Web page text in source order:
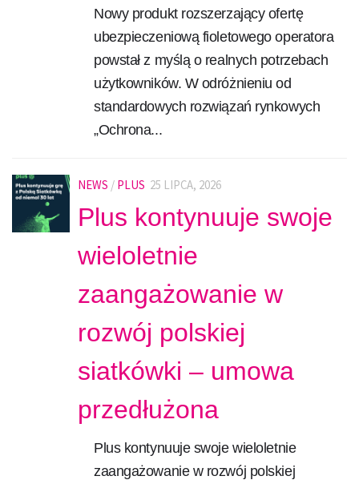
Nowy produkt rozszerzający ofertę
ubezpieczeniową fioletowego operatora
powstał z myślą o realnych potrzebach
użytkowników. W odróżnieniu od
standardowych rozwiązań rynkowych
„Ochrona...
NEWS / PLUS 25 LIPCA, 2026
Plus kontynuuje swoje
wieloletnie
zaangażowanie w
rozwój polskiej
siatkówki – umowa
przedłużona
Plus kontynuuje swoje wieloletnie
zaangażowanie w rozwój polskiej